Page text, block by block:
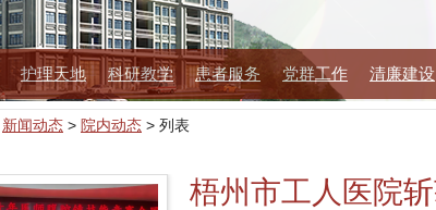
护理天地 科研教学 患者服务 党群工作 清廉建设
新闻动态 > 院内动态 > 列表
梧州市工人医院